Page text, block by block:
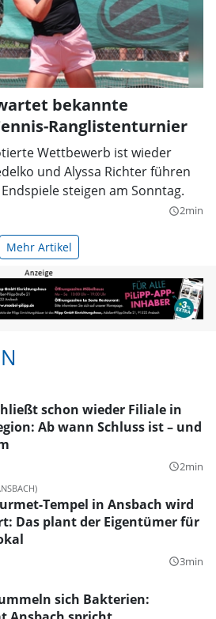
bekannte
Ranglistenturnier
Wettbewerb ist wieder
und Alyssa Richter führen
steigen am Sonntag.
query_builder2min
Mehr Artikel
schon wieder Filiale in
Ab wann Schluss ist – und
query_builder2min
Tempel in Ansbach wird
Das plant der Eigentümer für
query_builder3min
sich Bakterien: